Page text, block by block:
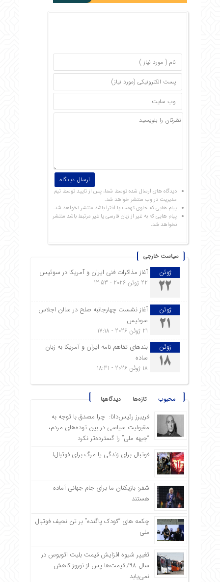
دیدگاه های ارسال شده توسط شما، پس از تایید توسط تیم
مدیریت در وب منتشر خواهد شد.
پیام هایی که حاوی تهمت یا افترا باشد منتشر نخواهد شد.
پیام هایی که به غیر از زبان فارسی یا غیر مرتبط باشد منتشر
نخواهد شد.
سیاست خارجی
ژوئن
22
آغاز مذاکرات فنی ایران و آمریکا در سوئیس
22 ژوئن 2026 - 12:53
ژوئن
21
آغاز نشست چهارجانبه صلح در سالن اجلاس
سوئیس
21 ژوئن 2026 - 17:18
ژوئن
18
بندهای تفاهم نامه ایران و آمریکا به زبان
ساده
18 ژوئن 2026 - 18:31
محبوب تازه‌ها دیدگاهها
فریبرز رئیس‌دانا: چرا مصدق با توجه به
مقبولیت سیاسی در بین توده‌های مردم،
“جبهه ملی” را گسترده‌تر نکرد
فوتبال برای زندگی یا مرگ برای فوتبال!
شفر: بازیکنان ما برای جام جهانی آماده
هستند
چکمه های “کودک پاگنده” بر تن نحیف فوتبال
ملی
تغییر شیوه افزایش قیمت بلیت اتوبوس در
سال ۹۸/ قیمت‌ها پس از نوروز کاهش
نمی‌یابد